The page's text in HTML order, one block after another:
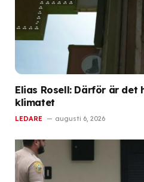
Elias Rosell: Därför är det
klimatet
LEDARE augusti 6, 2026